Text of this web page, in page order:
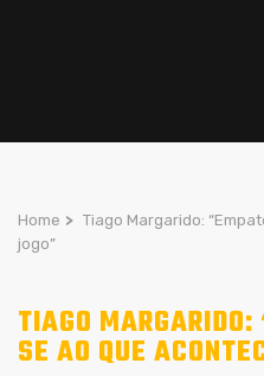
Home > Tiago Margarido:
jogo”
TIAGO
SE AO QUE